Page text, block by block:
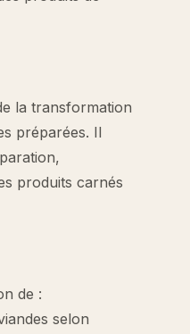
la transformation
préparées. Il
produits carnés
de :
selon